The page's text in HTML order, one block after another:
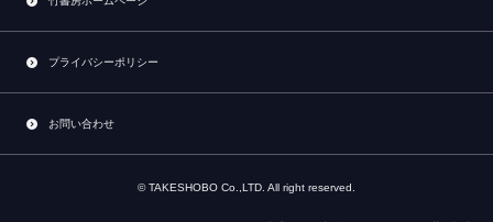
プライバシーポリシー
お問い合わせ
© TAKESHOBO Co.,LTD. All right reserved.